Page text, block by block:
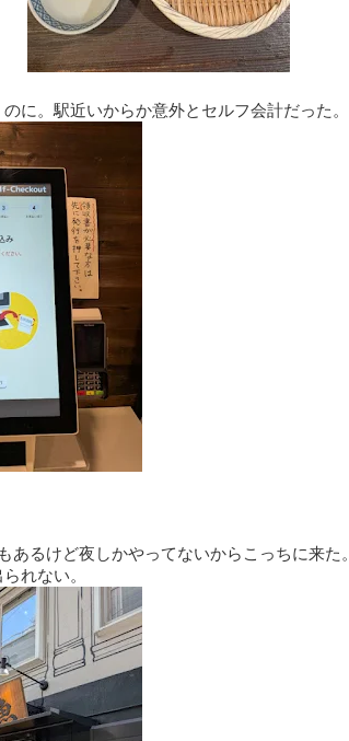
に。駅近いからか意外とセルフ会計だった。
るけど夜しかやってないからこっちに来た。
れない。